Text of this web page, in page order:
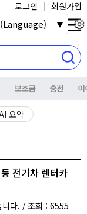
로그인 회원가입
보조금 충전 이
요약
전기차 렌터카
다. / 조회 : 6555